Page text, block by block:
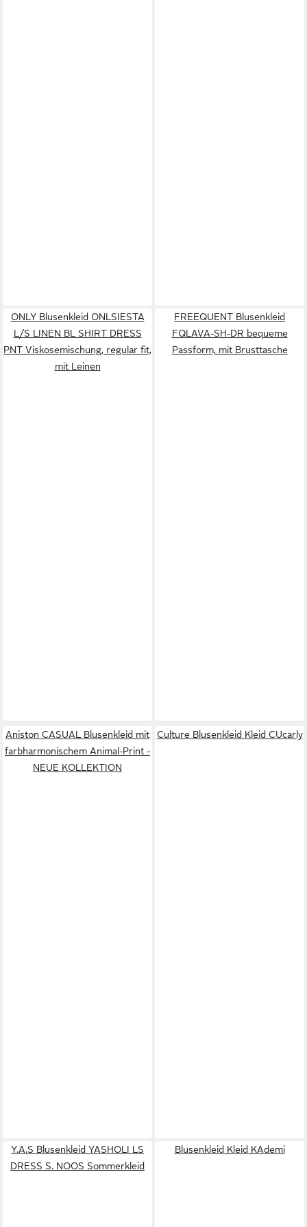
ONLY Blusenkleid ONLSIESTA
L/S LINEN BL SHIRT DRESS
PNT Viskosemischung, regular fit,
mit Leinen
FREEQUENT Blusenkleid
FQLAVA-SH-DR bequeme
Passform, mit Brusttasche
Aniston CASUAL Blusenkleid mit
farbharmonischem Animal-Print -
NEUE KOLLEKTION
Culture Blusenkleid Kleid CUcarly
Y.A.S Blusenkleid YASHOLI LS
DRESS S. NOOS Sommerkleid
Blusenkleid Kleid KAdemi